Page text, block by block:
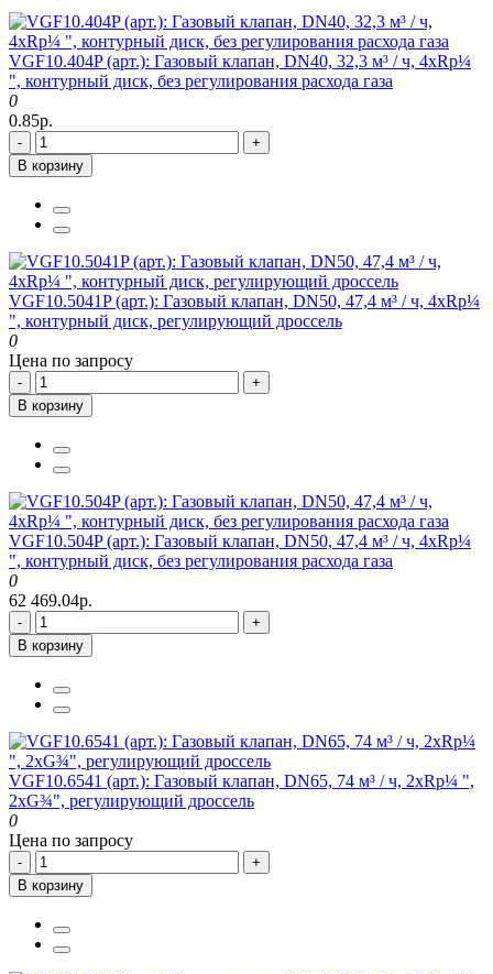
VGF10.404P (арт.): Газовый клапан, DN40, 32,3 м³ / ч, 4xRp¼
", контурный диск, без регулирования расхода газа
0
0.85р.
-
+
В корзину
VGF10.5041P (арт.): Газовый клапан, DN50, 47,4 м³ / ч, 4xRp¼
", контурный диск, регулирующий дроссель
0
Цена по запросу
-
+
В корзину
VGF10.504P (арт.): Газовый клапан, DN50, 47,4 м³ / ч, 4xRp¼
", контурный диск, без регулирования расхода газа
0
62 469.04р.
-
+
В корзину
VGF10.6541 (арт.): Газовый клапан, DN65, 74 м³ / ч, 2xRp¼ ",
2xG¾", регулирующий дроссель
0
Цена по запросу
-
+
В корзину